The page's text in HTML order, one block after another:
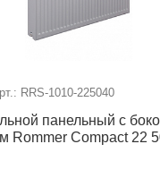
RRS-1010-225040
панельный с
Rommer Compact 22